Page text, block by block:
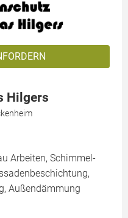
Hilgers
Arbeiten, Schimmel-
Außendämmung